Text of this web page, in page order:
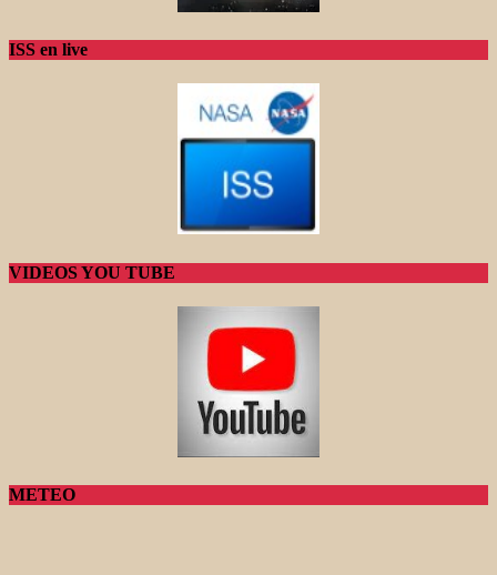
ISS en live
VIDEOS YOU TUBE
METEO